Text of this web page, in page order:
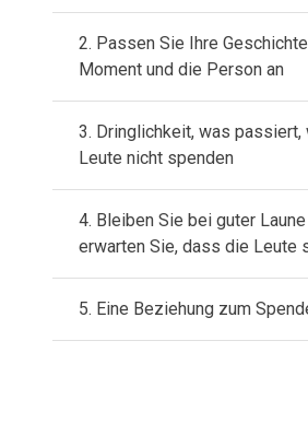
2. Passen Sie Ihre
Moment und die Person an
3. Dringlichkeit, was passiert,
Leute nicht spenden
4. Bleiben Sie bei guter
erwarten Sie, dass die Leute
5. Eine Beziehung zum